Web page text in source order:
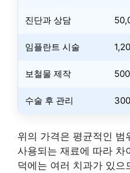
진단과 상담
임플란트 시술
보철물 제작
수술 후 관리
위의 가격은 평균적인
사용되는 재료에 따라 차
덕에는 여러 치과가 있으